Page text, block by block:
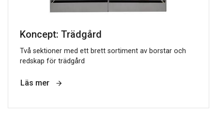
Koncept: Trädgård
Två sektioner med ett brett sortiment av borstar och
redskap för trädgård
Läs mer